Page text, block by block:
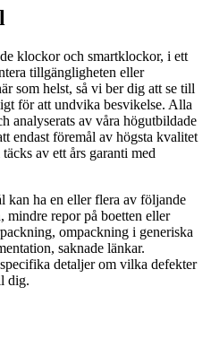
klockor och smartklockor, i ett
tillgängligheten eller
som helst, så vi ber dig att se till
för att undvika besvikelse. Alla
analyserats av våra högutbildade
endast föremål av högsta kvalitet
av ett års garanti med
kan ha en eller flera av följande
mindre repor på boetten eller
ompackning i generiska
saknade länkar.
detaljer om vilka defekter
dig.